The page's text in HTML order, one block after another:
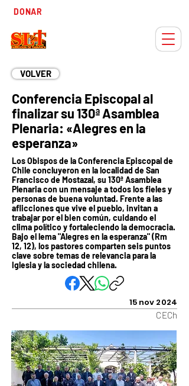
DONAR
VOLVER
Conferencia Episcopal al
finalizar su 130ª Asamblea
Plenaria: «Alegres en la
esperanza»
Los Obispos de la Conferencia Episcopal de
Chile concluyeron en la localidad de San
Francisco de Mostazal, su 130ª Asamblea
Plenaria con un mensaje a todos los fieles y
personas de buena voluntad. Frente a las
aflicciones que vive el pueblo, invitan a
trabajar por el bien común, cuidando el
clima político y fortaleciendo la democracia.
Bajo el lema "Alegres en la esperanza" (Rm
12, 12), los pastores comparten seis puntos
clave sobre temas de relevancia para la
Iglesia y la sociedad chilena.
15 nov 2024
CECh